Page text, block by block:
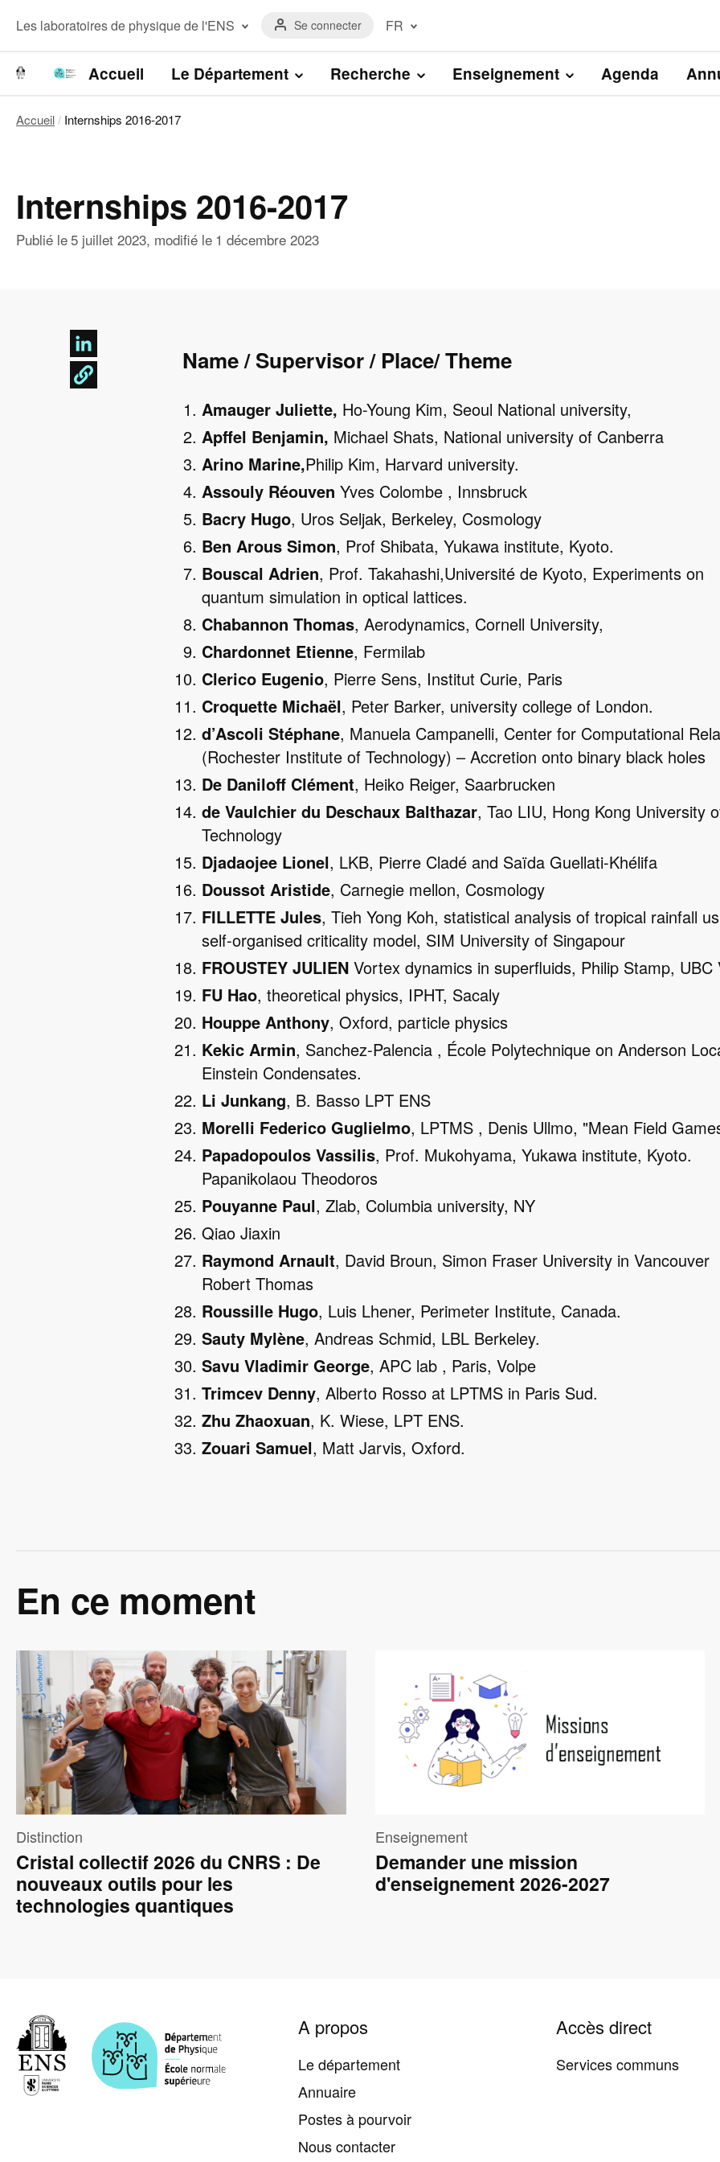
contenu
Menu
Les laboratoires de physique de l'ENS
normale supérieure
Laboratoire Kastler Brossel
Menu
du
l'utilisateur
Se connecter
FR
(FR)
English
Navigation
principale
Accueil Le Département Recherche Enseignement Agenda
Accueil Internships 2016-2017
Internships 2016-2017
Publié le5 juillet 2023, modifié le 1 décembre 2023
Name / Supervisor / Place/ Theme
Amauger Juliette, Ho-Young Kim, Seoul National university,
Apffel Benjamin, Michael Shats, National university of Canberra
Arino Marine,Philip Kim, Harvard university.
Assouly Réouven Yves Colombe , Innsbruck
Bacry Hugo, Uros Seljak, Berkeley, Cosmology
Ben Arous Simon, Prof Shibata, Yukawa institute, Kyoto.
Bouscal Adrien, Prof. Takahashi,Université de Kyoto, Experiments on
quantum simulation in optical lattices.
Chabannon Thomas, Aerodynamics, Cornell University,
Chardonnet Etienne, Fermilab
Clerico Eugenio, Pierre Sens, Institut Curie, Paris
Croquette Michaël, Peter Barker, university college of London.
d’Ascoli Stéphane, Manuela Campanelli, Center for Computational
(Rochester Institute of Technology) – Accretion onto binary black holes
De Daniloff Clément, Heiko Reiger, Saarbrucken
de Vaulchier du Deschaux Balthazar, Tao LIU, Hong Kong University
Technology
Djadaojee Lionel, LKB, Pierre Cladé and Saïda Guellati-Khélifa
Doussot Aristide, Carnegie mellon, Cosmology
FILLETTE Jules, Tieh Yong Koh, statistical analysis of tropical rainfall
self-organised criticality model, SIM University of Singapour
FROUSTEY JULIEN Vortex dynamics in superfluids, Philip Stamp, UBC
FU Hao, theoretical physics, IPHT, Sacaly
Houppe Anthony, Oxford, particle physics
Kekic Armin, Sanchez-Palencia , École Polytechnique on Anderson
Einstein Condensates.
Li Junkang, B. Basso LPT ENS
Morelli Federico Guglielmo, LPTMS , Denis Ullmo, "Mean Field
Papadopoulos Vassilis, Prof. Mukohyama, Yukawa institute, Kyoto.
Papanikolaou Theodoros
Pouyanne Paul, Zlab, Columbia university, NY
Qiao Jiaxin
Raymond Arnault, David Broun, Simon Fraser University in Vancouver
Robert Thomas
Roussille Hugo, Luis Lhener, Perimeter Institute, Canada.
Sauty Mylène, Andreas Schmid, LBL Berkeley.
Savu Vladimir George, APC lab , Paris, Volpe
Trimcev Denny, Alberto Rosso at LPTMS in Paris Sud.
Zhu Zhaoxuan, K. Wiese, LPT ENS.
Zouari Samuel, Matt Jarvis, Oxford.
En ce moment
Image
Distinction
Cristal collectif 2026 du CNRS : De
nouveaux outils pour les
technologies quantiques
Image
Enseignement
Demander une mission
d'enseignement 2026-2027
A propos
Le département
Annuaire
Postes à pourvoir
Nous contacter
Accès direct
Services communs